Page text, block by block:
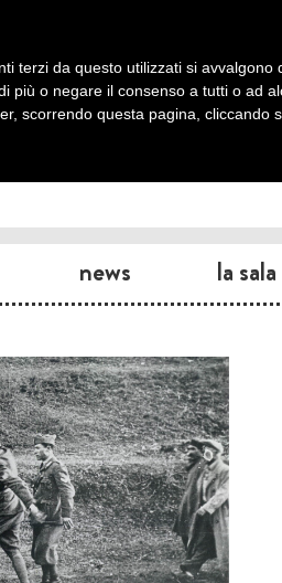
news la sala
terzi da questo utilizzati si
più o negare il consenso a tutti o ad
scorrendo questa pagina, cliccando